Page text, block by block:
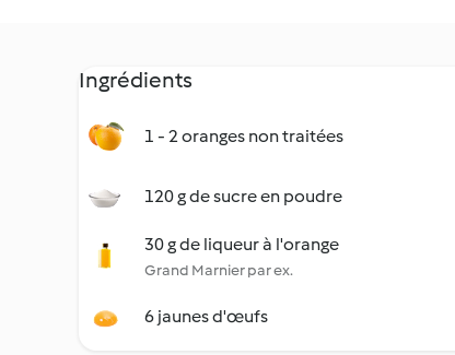
Ingrédients
1 - 2 oranges non traitées
120 g de sucre en poudre
30 g de liqueur à l'orange
Grand Marnier par ex.
6 jaunes d'œufs